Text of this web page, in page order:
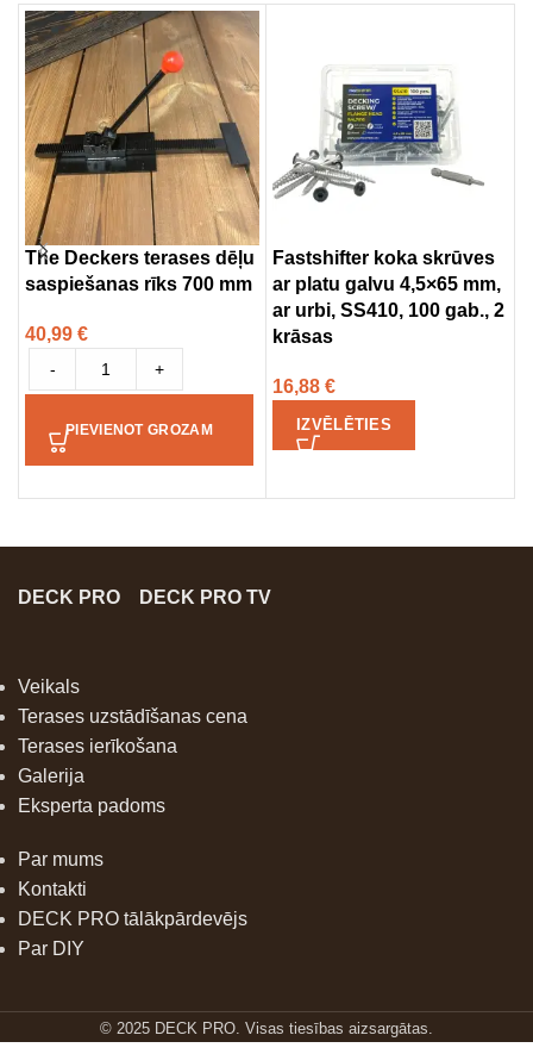
The Deckers terases dēļu
saspiešanas rīks 700 mm
40,99 €
- +
PIEVIENOT GROZAM
Fastshifter koka skrūves
ar platu galvu 4,5×65 mm,
ar urbi, SS410, 100 gab., 2
krāsas
16,88 €
IZVĒLĒTIES
DECK PRO DECK PRO TV
Veikals
Terases uzstādīšanas cena
Terases ierīkošana
Galerija
Eksperta padoms
Par mums
Kontakti
DECK PRO tālākpārdevējs
Par DIY
© 2025 DECK PRO. Visas tiesības aizsargātas.